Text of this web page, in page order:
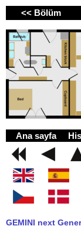
<< Bölüm
Ana sayfa
GEMINI next